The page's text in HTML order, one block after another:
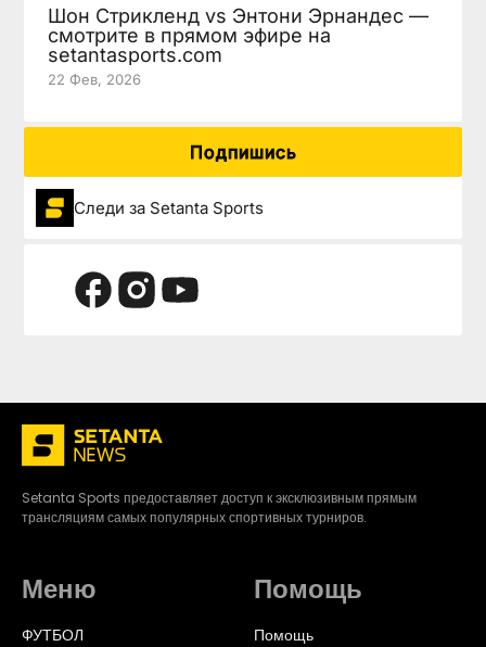
Шон Стрикленд vs Энтони Эрнандес —
смотрите в прямом эфире на
setantasports.com
22 Фев, 2026
Подпишись
Следи за Setanta Sports
Setanta Sports предоставляет доступ к эксклюзивным прямым
трансляциям самых популярных спортивных турниров.
Меню
ФУТБОЛ
Помощь
Помощь